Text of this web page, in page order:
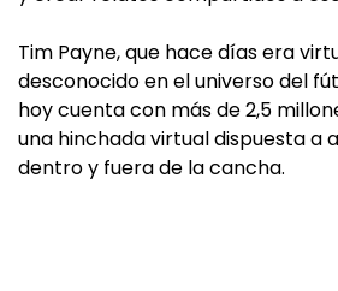
Tim Payne, que hace días era
desconocido en el universo del
hoy cuenta con más de 2,5
una hinchada virtual dispuesta a
dentro y fuera de la cancha.